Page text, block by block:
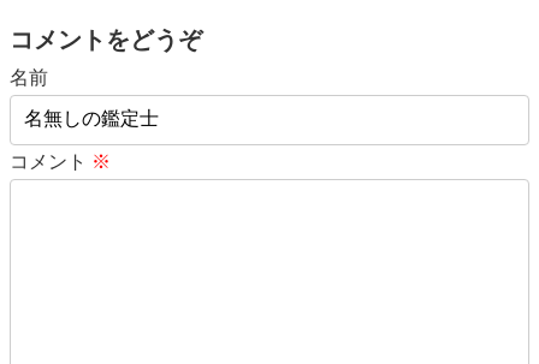
コメントをどうぞ
名前
コメント ※